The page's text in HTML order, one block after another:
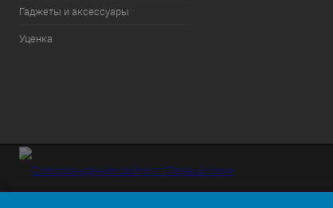
Гаджеты и аксессуары
Уценка